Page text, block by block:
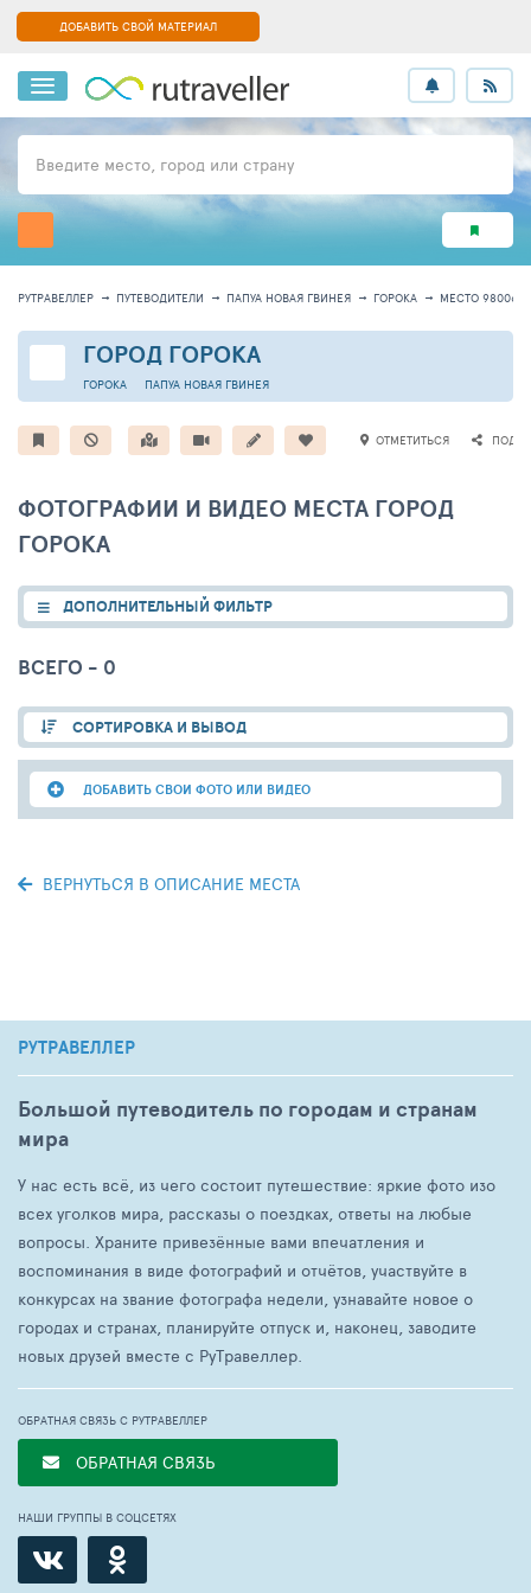
ДОБАВИТЬ СВОЙ МАТЕРИАЛ
Введите место, город или страну
РУТРАВЕЛЛЕР ПУТЕВОДИТЕЛИ ПАПУА НОВАЯ ГВИНЕЯ ГОРОКА МЕСТО 98006
ГОРОД ГОРОКА
ПАПУА НОВАЯ ГВИНЕЯ
ГОРОКА
ОТМЕТИТЬСЯ
ФОТОГРАФИИ И ВИДЕО МЕСТА ГОРОД
ГОРОКА
ДОПОЛНИТЕЛЬНЫЙ ФИЛЬТР
ВСЕГО - 0
СОРТИРОВКА И ВЫВОД
ДОБАВИТЬ СВОИ ФОТО ИЛИ ВИДЕО
ВЕРНУТЬСЯ В ОПИСАНИЕ МЕСТА
РУТРАВЕЛЛЕР
Большой путеводитель по городам и странам
мира
У нас есть всё, из чего состоит путешествие: яркие фото изо
всех уголков мира, рассказы о поездках, ответы на любые
вопросы. Храните привезённые вами впечатления и
воспоминания в виде фотографий и отчётов, участвуйте в
конкурсах на звание фотографа недели, узнавайте новое о
городах и странах, планируйте отпуск и, наконец, заводите
новых друзей вместе с РуТравеллер.
ОБРАТНАЯ СВЯЗЬ С РУТРАВЕЛЛЕР
ОБРАТНАЯ СВЯЗЬ
НАШИ ГРУППЫ В СОЦСЕТЯХ